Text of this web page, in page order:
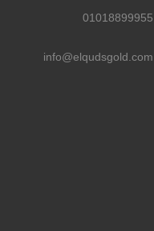
01018899955
info@elqudsgold.com